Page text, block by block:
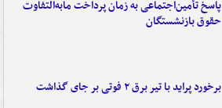
پاسخ تأمین‌اجتماعی به زمان پرداخت مابه‌التفاوت
حقوق بازنشستگان
برخورد پراید با تیر برق ۲ فوتی بر جای گذاشت